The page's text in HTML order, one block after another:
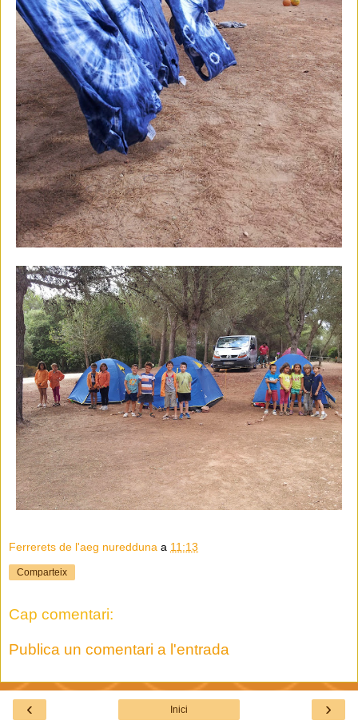
Ferrerets de l'aeg nuredduna a 11:13
Comparteix
Cap comentari:
Publica un comentari a l'entrada
‹ ›
Inici